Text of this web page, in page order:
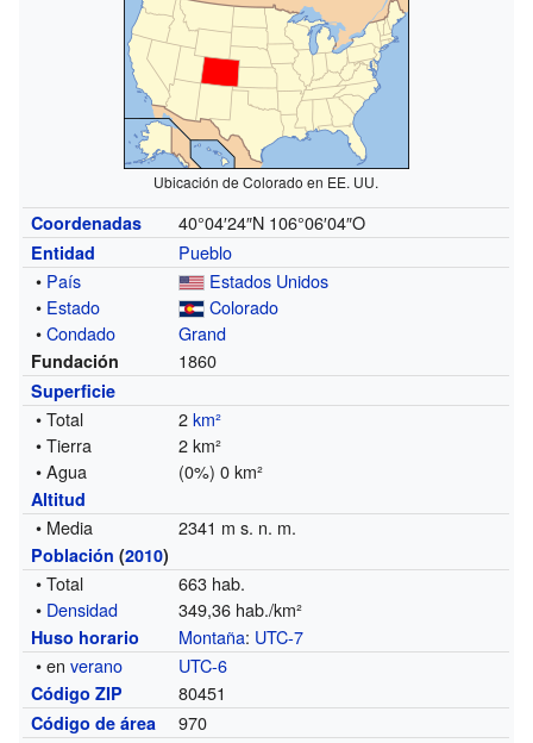
Ubicación de Colorado en EE. UU.
Coordenadas 40°04′24″N 106°06′04″O
Entidad
Pueblo
• País
Estados Unidos
• Estado
Colorado
•Condado Grand
Fundación 1860
Superficie
• Total 2km²
• Tierra
2 km²
• Agua
(0%) 0 km²
Altitud
• Media 2341 m s. n. m.
Población (2010)
• Total
663 hab.
• Densidad 349,36 hab./km²
Huso horario Montaña: UTC-7
• enverano UTC-6
Código ZIP 80451
Código de área
970